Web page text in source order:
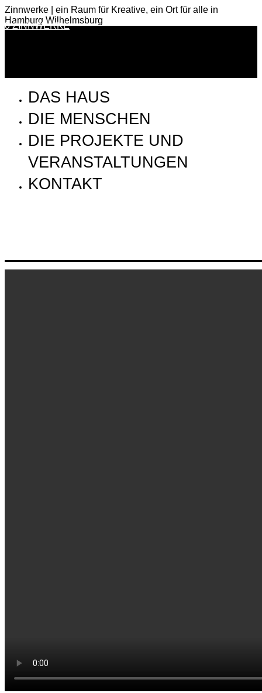
Zinnwerke | ein Raum für Kreative, ein Ort für alle in
Hamburg Wilhelmsburg
0 ZINNWERKE
DAS HAUS
DIE MENSCHEN
DIE PROJEKTE UND
VERANSTALTUNGEN
KONTAKT